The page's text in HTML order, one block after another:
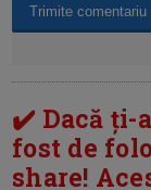
✔️ Dacă ți-
fost de
share!